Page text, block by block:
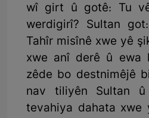
wî girt û gotê: Tu
werdigirî? Sultan
Tahîr misînê xwe yê
xwe anî derê û ewa
zêde bo destnimêjê
nav tiliyên Sultan
tevahiya dahata xwe